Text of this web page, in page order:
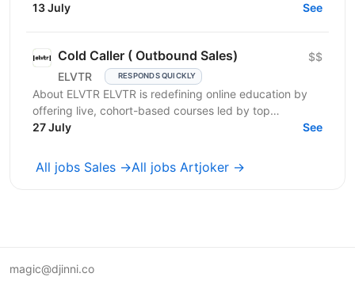
high-impact solutions that fuel innovation and...
13 July See
Cold Caller ( Outbound Sales)
ELVTR RESPONDS QUICKLY
$$
About ELVTR ELVTR is redefining online education by
offering live, cohort-based courses led by top
executives from global brands like Nike, Google,
27 July See
All jobs Sales →All jobs Artjoker →
magic@djinni.co